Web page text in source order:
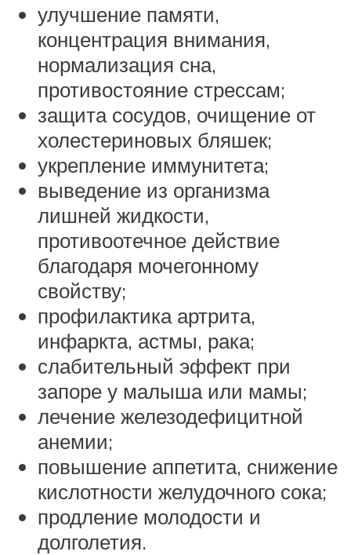
улучшение памяти,
концентрация внимания,
нормализация сна,
противостояние стрессам;
защита сосудов, очищение от
холестериновых бляшек;
укрепление иммунитета;
выведение из организма
лишней жидкости,
противоотечное действие
благодаря мочегонному
свойству;
профилактика артрита,
инфаркта, астмы, рака;
слабительный эффект при
запоре у малыша или мамы;
лечение железодефицитной
анемии;
повышение аппетита, снижение
кислотности желудочного сока;
продление молодости и
долголетия.